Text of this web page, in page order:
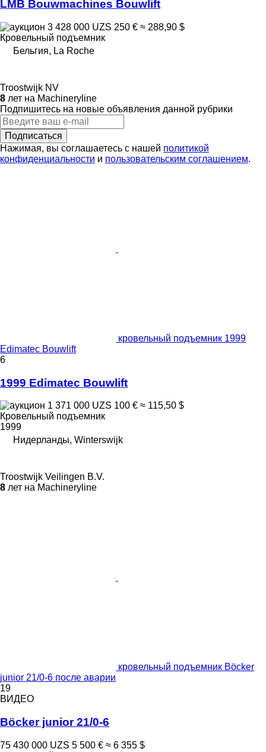
LMB Bouwmachines Bouwlift
3 428 000 UZS 250 € ≈ 288,90 $
Кровельный подъемник
Бельгия, La Roche
Troostwijk NV
8 лет на Machineryline
Подпишитесь на новые объявления данной рубрики
Подписаться
Нажимая, вы соглашаетесь с нашей политикой
конфиденциальности и пользовательским соглашением.
кровельный подъемник 1999
Edimatec Bouwlift
6
1999 Edimatec Bouwlift
1 371 000 UZS 100 € ≈ 115,50 $
Кровельный подъемник
1999
Нидерланды, Winterswijk
Troostwijk Veilingen B.V.
8 лет на Machineryline
кровельный подъемник Böcker
junior 21/0-6 после аварии
19
ВИДЕО
Böcker junior 21/0-6
75 430 000 UZS 5 500 € ≈ 6 355 $